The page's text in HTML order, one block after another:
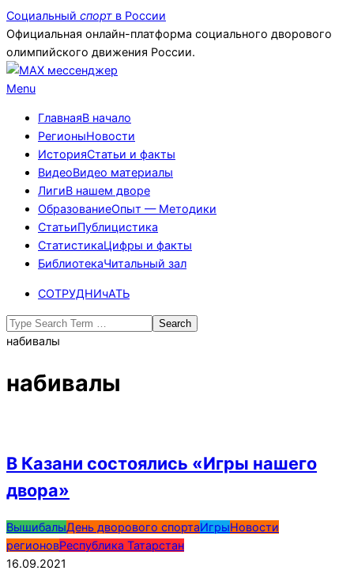
Skip
to
content
Социальный спорт в России
Официальная онлайн-платформа социального дворового
олимпийского движения России.
Primary
Menu
Menu
ГлавнаяВ начало
РегионыНовости
ИсторияСтатьи и факты
ВидеоВидео материалы
ЛигиВ нашем дворе
ОбразованиеОпыт — Методики
СтатьиПублицистика
СтатистикаЦифры и факты
БиблиотекаЧитальный зал
СОТРУДНИчАТЬ
Search
набивалы
набивалы
В Казани состоялись «Игры нашего
двора»
2021-
09-
16
ВышибалыДень дворового спортаИгрыНовости
регионовРеспублика Татарстан
16.09.2021